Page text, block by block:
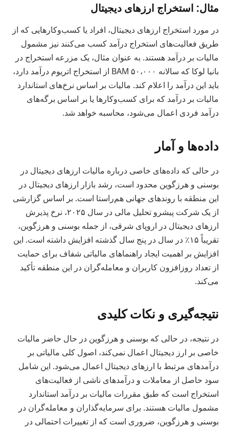
مثال: استخراج ارزهای دیجیتال
در مورد استخراج ارزهای دیجیتال، افراد یا کسب‌وکارهایی که از
طریق فعالیت‌های استخراج درآمد کسب می‌کنند نیز مشمول
مالیات بر درآمد هستند. به عنوان مثال، یک مزرعه استخراج در
بانیا لوکا که سالانه ۵۰،۰۰۰ BAM از استخراج اتریوم درآمد دارد،
باید این درآمد را اعلام کند. مالیات بر اساس نرخ‌های استاندارد
مالیات بر درآمد که برای کسب‌وکارها یا بر اساس برگه‌های
درآمد فردی اعمال می‌شود، محاسبه خواهد شد.
داده‌ها و آمار
در حالی که داده‌های خاصی درباره مالیات ارزهای دیجیتال در
بوسنی و هرزگوین محدود است، رشد بازار ارزهای دیجیتال در
این منطقه با روندهای جهانی هم‌راستا است. بر اساس گزارشی
از یک شرکت پیشرو تحلیل مالی در سال ۲۰۲۵، نرخ پذیرش
ارزهای دیجیتال در اروپای شرقی، از جمله بوسنی و هرزگوین،
تقریباً ۱۵٪ در سال در پنج سال گذشته افزایش داشته است. این
افزایش بر اهمیت ایجاد راهنماهای مالیاتی شفاف برای حمایت
از تعداد روزافزون کاربران و معامله‌گران در این منطقه تأکید
می‌کند.
نتیجه‌گیری و نکات کلیدی
در نتیجه، در حالی که بوسنی و هرزگوین در حال حاضر مالیات
خاصی بر ارز دیجیتال اعمال نمی‌کند، اصول کلی مالیاتی بر
درآمدهای مرتبط با ارزهای دیجیتال اعمال می‌شود. این شامل
سود حاصل از معاملات و درآمدهای ناشی از فعالیت‌های
استخراج است که طبق مقررات مالیات بر درآمد استاندارد
مشمول مالیات هستند. برای سرمایه‌گذاران و معامله‌گران در
بوسنی و هرزگوین، ضروری است که از تغییرات احتمالی در